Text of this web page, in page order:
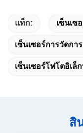
แท็ก: เซ็นเซ
เซ็นเซอร์การวัดกา
เซ็นเซอร์โฟโตอิเล็
สิ